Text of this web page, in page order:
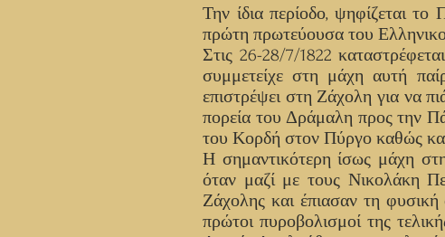
Την ίδια περίοδο, ψηφίζεται
πρώτη πρωτεύουσα του
Στις 26-28/7/1822
συμμετείχε στη μάχη αυτή
επιστρέψει στη Ζάχολη για να
πορεία του Δράμαλη προς την
του Κορδή στον Πύργο καθώς και
Η σημαντικότερη ίσως μάχη
όταν μαζί με τους Νικολάκη
Ζάχολης και έπιασαν τη
πρώτοι πυροβολισμοί της